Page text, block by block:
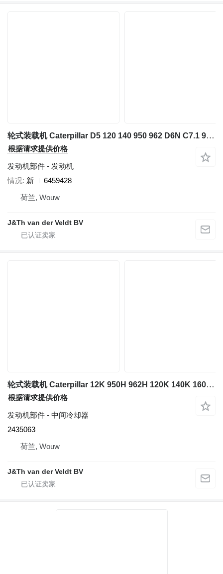
轮式装载机 Caterpillar D5 120 140 950 962 D6N C7.1 950M 962M 140GC 950GC 的 发动机 Caterpillar 6459428
根据请求提供价格
发动机部件 - 发动机
情况 新
6459428
荷兰, Wouw
J&Th van der Veldt BV
轮式装载机 Caterpillar 12K 950H 962H 120K 140K 160K 140M 160M IT62H 的 中间冷却器 Caterpillar 2435063
根据请求提供价格
发动机部件 - 中间冷却器
2435063
荷兰, Wouw
J&Th van der Veldt BV